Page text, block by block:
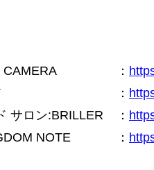
CAMERA ：
：
サロン:BRILLER
：
NOTE
：